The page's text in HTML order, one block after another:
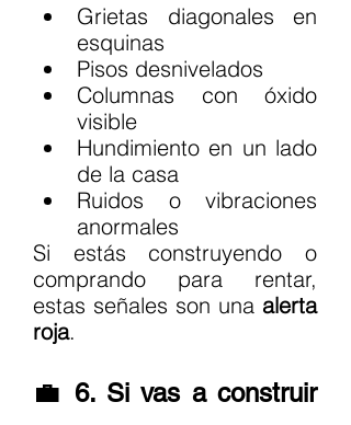
Grietas diagonales en
esquinas
Pisos desnivelados
Columnas con óxido
visible
Hundimiento en un lado
de la casa
Ruidos o vibraciones
anormales
Si estás construyendo o
comprando para rentar,
estas señales son una alerta
roja.
💼 6. Si vas a construir